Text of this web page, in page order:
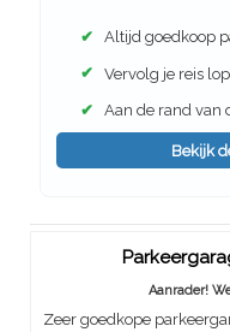
✔ Altijd goedkoop
✔ Vervolg je reis
✔ Aan de rand van
Bekijk
Aanrader!
Zeer goedkope